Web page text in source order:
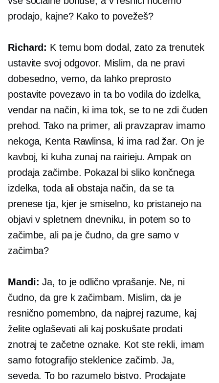
prodajo, kajne? Kako to povežeš?
Richard: K temu bom dodal, zato za trenutek
ustavite svoj odgovor. Mislim, da ne pravi
dobesedno, vemo, da lahko preprosto
postavite povezavo in ta bo vodila do izdelka,
vendar na način, ki ima tok, se to ne zdi čuden
prehod. Tako na primer, ali pravzaprav imamo
nekoga, Kenta Rawlinsa, ki ima rad žar. On je
kavboj, ki kuha zunaj na rairieju. Ampak on
prodaja začimbe. Pokazal bi sliko končnega
izdelka, toda ali obstaja način, da se ta
prenese tja, kjer je smiselno, ko pristanejo na
objavi v spletnem dnevniku, in potem so to
začimbe, ali pa je čudno, da gre samo v
začimba?
Mandi: Ja, to je odlično vprašanje. Ne, ni
čudno, da gre k začimbam. Mislim, da je
resnično pomembno, da najprej razume, kaj
želite oglaševati ali kaj poskušate prodati
znotraj te začetne oznake. Kot ste rekli, imam
samo fotografijo steklenice začimb. Ja,
seveda. To bo razumelo bistvo. Prodajate